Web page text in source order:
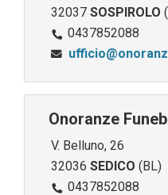
32037 SOSPIROLO
0437852088
Onoranze
V. Belluno, 26
32036 SEDICO (BL)
0437852088